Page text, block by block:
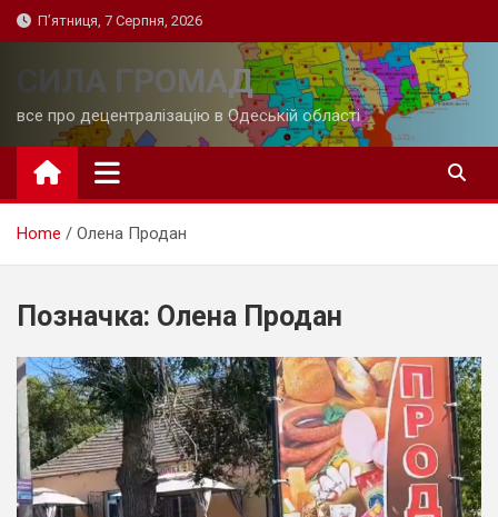
Skip
to
П’ятниця, 7 Серпня, 2026
СИЛА ГРОМАД
все про децентралізацію в Одеській області
Home Олена Продан
Позначка: Олена Продан